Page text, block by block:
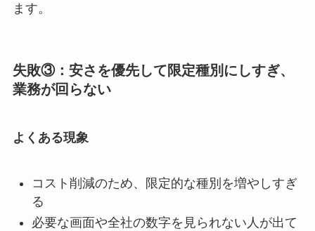
ます。
失敗③：安さを優先して限定種別にしすぎ、
業務が回らない
よくある現象
コスト削減のため、限定的な種別を増やしすぎ
る
必要な画面や全社の数字を見られない人が出て